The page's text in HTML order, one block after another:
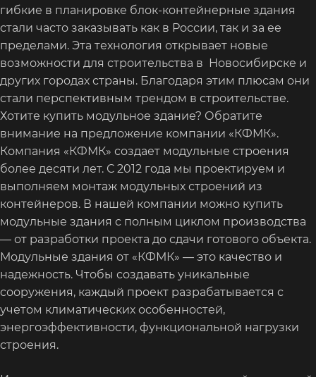
гибкие в планировке блок-контейнерные здания
стали часто заказывать как в России, так и за ее
пределами. Эта технология открывает новые
возможности для строительства в Новосибирске и
других городах страны. Благодаря этим плюсам они
стали перспективным трендом в строительстве.
Хотите купить модульное здание? Обратите
внимание на предложение компании «КФМК».
Компания «КФМК» создает модульные строения
более десяти лет. С 2012 года мы проектируем и
выполняем монтаж модульных строений из
контейнеров. В нашей компании можно купить
модульные здания с полным циклом производства
— от разработки проекта до сдачи готового объекта.
Модульные здания от «КФМК» — это качество и
надежность. Чтобы создавать уникальные
сооружения, каждый проект разрабатывается с
учетом климатических особенностей,
энергоэффективности, функциональной нагрузки
строения.